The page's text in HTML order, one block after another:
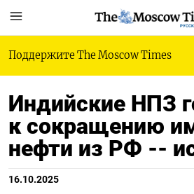
Поддержите The Moscow Times
Индийские НПЗ
к сокращению
нефти из РФ --
16.10.2025